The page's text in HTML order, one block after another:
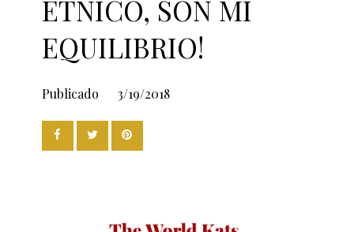
ÉTNICO, SON MI
EQUILIBRIO!
Publicado 3/19/2018